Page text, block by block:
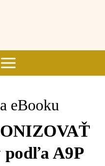
eBooku
podľa A9P